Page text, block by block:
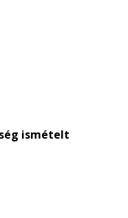
ismételt